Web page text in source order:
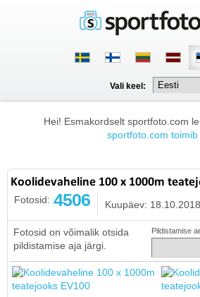
Vali keel:
Hei! Esmakordselt sportfoto.com
sportfoto.com toimib
Koolidevaheline 100 x 1000m
Fotosid: 4506 Kuupäev: 18.10.2018
Fotosid on võimalik otsida
pildistamise aja järgi.
Pildistamise